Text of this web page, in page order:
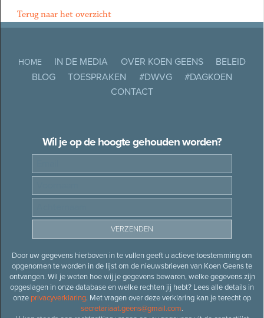
Terug naar het overzicht
HOME IN DE MEDIA OVER KOEN GEENS
BELEID
BLOG
TOESPRAKEN #DWVG
#DAGKOEN
CONTACT
Wil je op de hoogte gehouden worden?
Door uw gegevens hierboven in te vullen geeft u actieve toestemming om
opgenomen te worden in de lijst om de nieuwsbrieven van Koen Geens te
ontvangen. Wil je weten hoe wij je gegevens bewaren, welke gegevens zijn
opgeslagen in onze database en welke rechten jij hebt? Lees alle details in
onze privacyverklaring. Met vragen over deze verklaring kan je terecht op
secretariaat.geens@gmail.com.